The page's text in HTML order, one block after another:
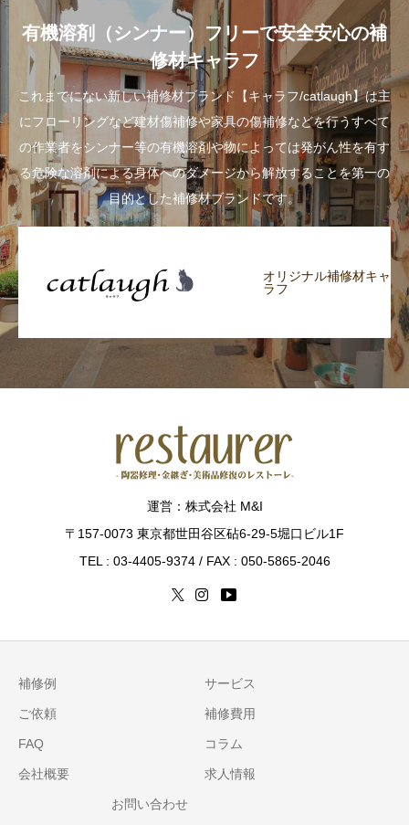
有機溶剤（シンナー）フリーで安全安心の補
修材キャラフ
これまでにない新しい補修材ブランド【キャラフ/catlaugh】は主
にフローリングなど建材傷補修や家具の傷補修などを行うすべて
の作業者をシンナー等の有機溶剤や物によっては発がん性を有す
る危険な溶剤による身体へのダメージから解放することを第一の
目的とした補修材ブランドです。
オリジナル補修材キャ
ラフ
運営：株式会社 M&I
〒157-0073 東京都世田谷区砧6-29-5堀口ビル1F
TEL : 03-4405-9374 / FAX : 050-5865-2046
補修例 サービス
ご依頼 補修費用
FAQ コラム
会社概要 求人情報
お問い合わせ